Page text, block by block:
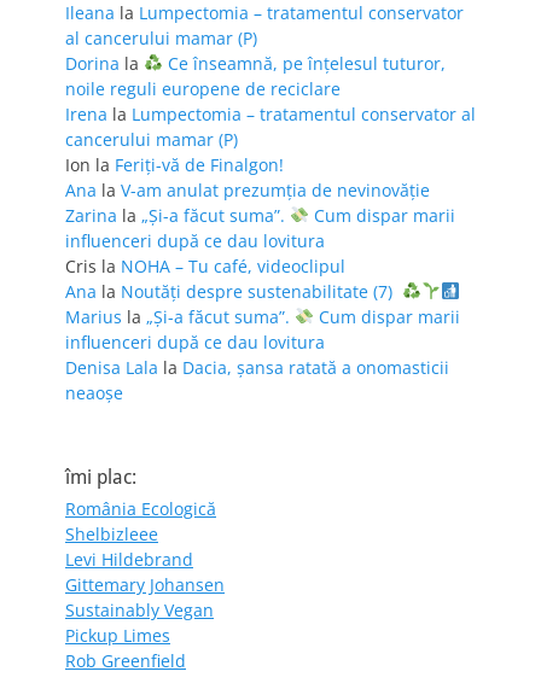
Ileana la Lumpectomia – tratamentul conservator
al cancerului mamar (P)
Dorina la
Ce înseamnă, pe înțelesul tuturor,
noile reguli europene de reciclare
Irena la Lumpectomia – tratamentul conservator al
cancerului mamar (P)
Ion la Feriţi-vă de Finalgon!
Ana la V-am anulat prezumția de nevinovăție
Zarina la „Și-a făcut suma”.
Cum dispar marii
influenceri după ce dau lovitura
Cris la NOHA – Tu café, videoclipul
Ana la Noutăți despre sustenabilitate (7)
Marius la „Și-a făcut suma”.
Cum dispar marii
influenceri după ce dau lovitura
Denisa Lala la Dacia, șansa ratată a onomasticii
neaoșe
îmi plac:
România Ecologică
Shelbizleee
Levi Hildebrand
Gittemary Johansen
Sustainably Vegan
Pickup Limes
Rob Greenfield